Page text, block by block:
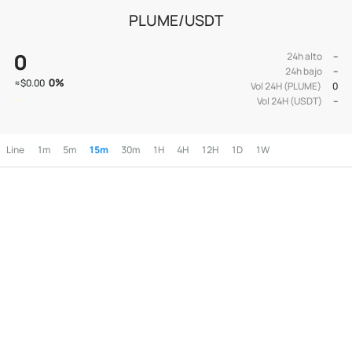
PLUME/USDT
0
≈$0.00 0%
24h alto
--
24h bajo
--
Vol 24H (PLUME)
0
Vol 24H (USDT)
--
Line 1m 5m 15m 30m 1H 4H 12H 1D 1W